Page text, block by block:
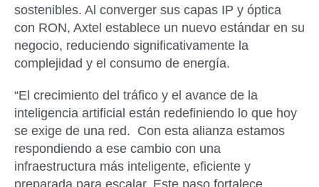
sostenibles. Al converger sus capas IP y óptica
con RON, Axtel establece un nuevo estándar en su
negocio, reduciendo significativamente la
complejidad y el consumo de energía.
“El crecimiento del tráfico y el avance de la
inteligencia artificial están redefiniendo lo que hoy
se exige de una red. Con esta alianza estamos
respondiendo a ese cambio con una
infraestructura más inteligente, eficiente y
preparada para escalar. Este paso fortalece